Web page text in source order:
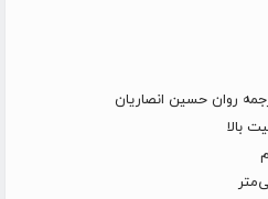
روان حسین انصاریان
بالا